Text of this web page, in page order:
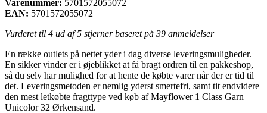
Varenummer: 5701572055072
EAN: 5701572055072
Vurderet til 4 ud af 5 stjerner baseret på 39 anmeldelser
En række outlets på nettet yder i dag diverse leveringsmuligheder.
En sikker vinder er i øjeblikket at få bragt ordren til en pakkeshop,
så du selv har mulighed for at hente de købte varer når der er tid til
det. Leveringsmetoden er nemlig yderst smertefri, samt tit endvidere
den mest letkøbte fragttype ved køb af Mayflower 1 Class Garn
Unicolor 32 Ørkensand.